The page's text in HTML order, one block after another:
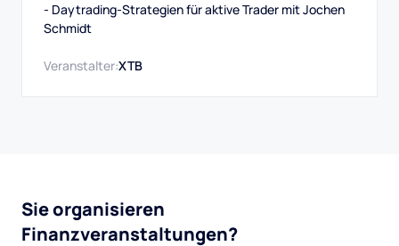
- Daytrading-Strategien für aktive Trader mit Jochen
Schmidt
Veranstalter:XTB
Sie organisieren
Finanzveranstaltungen?